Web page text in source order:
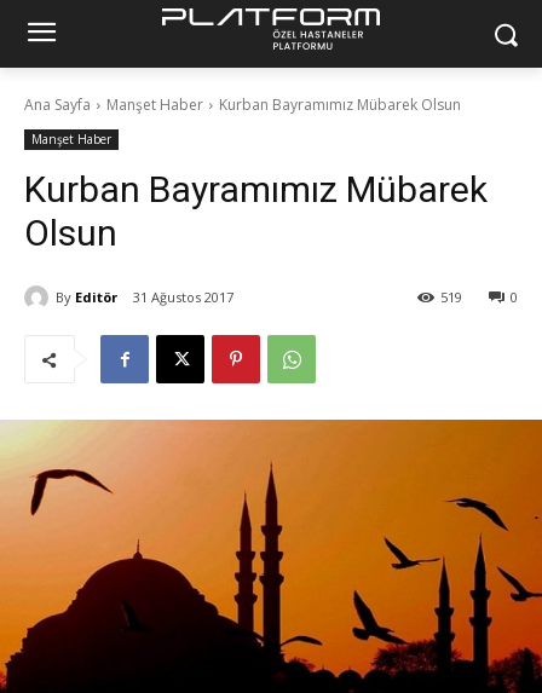
Ana Sayfa Manşet Haber Kurban Bayramımız Mübarek Olsun
Manşet Haber
Kurban Bayramımız Mübarek
Olsun
By Editör 31 Ağustos 2017 0
519